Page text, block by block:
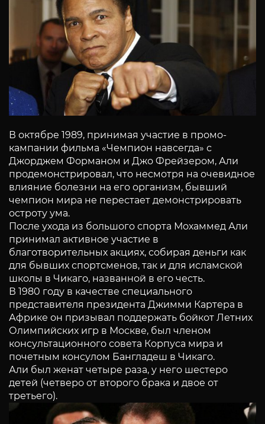
В октябре 1989, принимая участие в промо-
кампании фильма «Чемпион навсегда» с
Джорджем Форманом и Джо Фрейзером, Али
продемонстрировал, что несмотря на очевидное
влияние болезни на его организм, бывший
чемпион мира не перестает демонстрировать
остроту ума.
После ухода из большого спорта Мохаммед Али
принимал активное участие в
благотворительных акциях, собирая деньги как
для бывших спортсменов, так и для исламской
школы в Чикаго, названной в его честь.
В 1980 году в качестве специального
представителя президента Джимми Картера в
Африке он призывал поддержать бойкот Летних
Олимпийских игр в Москве, был членом
консультационного совета Корпуса мира и
почетным консулом Бангладеш в Чикаго.
Али был женат четыре раза, у него шестеро
детей (четверо от второго брака и двое от
третьего).